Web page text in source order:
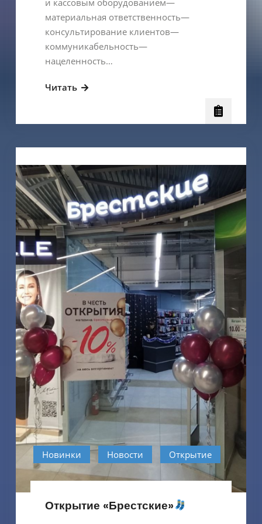
и кассовым оборудованием—
материальная ответственность—
консультирование клиентов—
коммуникабельность—
нацеленность…
ЧитатьИщем
Новинки Новости Открытие
Открытие «Брестские»